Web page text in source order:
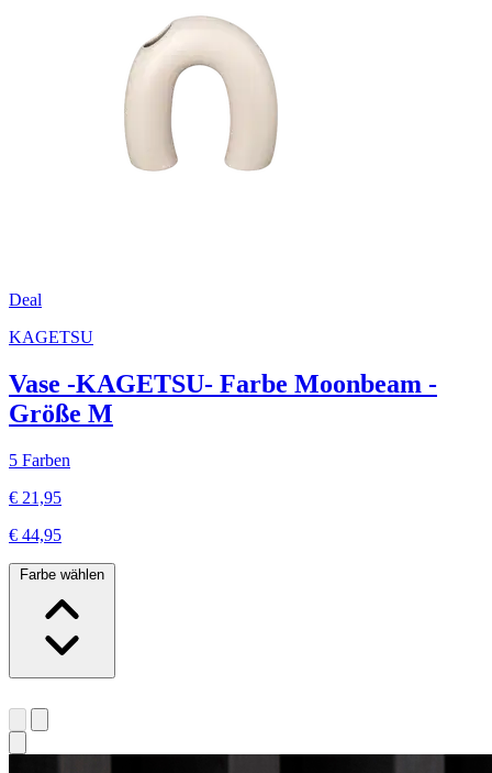
Deal
KAGETSU
Vase -KAGETSU- Farbe Moonbeam -
Größe M
5 Farben
€ 21,95
€ 44,95
Farbe wählen